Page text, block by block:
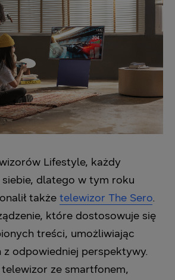
Lifestyle, każdy
dlatego w tym roku
także telewizor The Sero.
które dostosowuje się
treści, umożliwiając
odpowiedniej perspektywy.
ze smartfonem,